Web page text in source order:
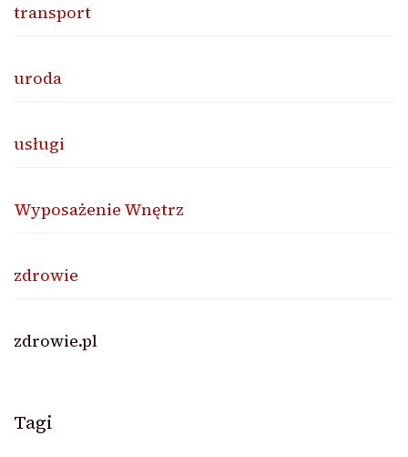
transport
uroda
usługi
Wyposażenie Wnętrz
zdrowie
zdrowie.pl
Tagi